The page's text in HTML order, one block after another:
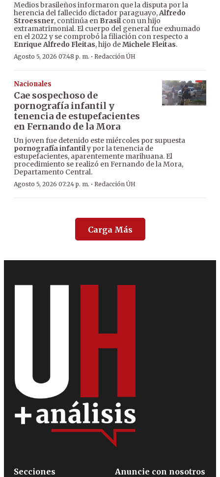
Medios brasileños informaron que la disputa por la
herencia del fallecido dictador paraguayo,Alfredo
Stroessner, continúa en Brasilcon un hijo
extramatrimonial. El cuerpo del general fue exhumado
en el 2022 y se comprobó la filiación con respecto a
Enrique Alfredo Fleitas, hijo deMichele Fleitas.
Agosto 5, 2026 07:48 p. m. · Redacción ÚH
Nacionales
Cae sospechoso de
pornografía infantil y
tenencia de estupefacientes
en Fernando de la Mora
Un joven fue detenido este miércoles por supuesta
pornografía infantily por la tenencia de
estupefacientes, aparentemente marihuana. El
procedimiento se realizó en Fernando de la Mora,
Departamento Central.
Agosto 5, 2026 07:24 p. m. · Redacción ÚH
Carga Más
Secciones
Anuncie con nosotros